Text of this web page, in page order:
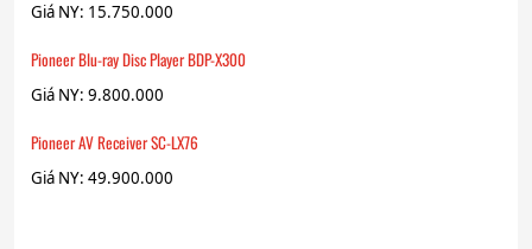
Giá NY: 15.750.000
Pioneer Blu-ray Disc Player BDP-X300
Giá NY: 9.800.000
Pioneer AV Receiver SC-LX76
Giá NY: 49.900.000